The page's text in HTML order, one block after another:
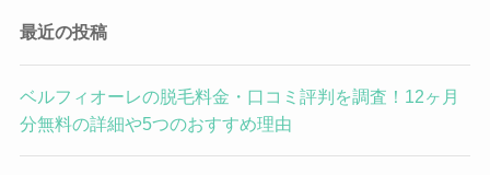
最近の投稿
ベルフィオーレの脱毛料金・口コミ評判を調査！12ヶ月
分無料の詳細や5つのおすすめ理由